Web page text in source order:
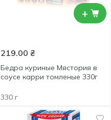
+
219.00 ₴
Бедра куриные Мястория в
соусе карри томленые 330г
330 г